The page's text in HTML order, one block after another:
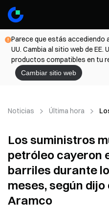
Parece que estás accediendo
UU. Cambia al sitio web de EE.
productos compatibles en tu
Cambiar sitio web
Noticias Última hora
Los suministros
petróleo cayeron
barriles durante
meses, según dijo
Aramco